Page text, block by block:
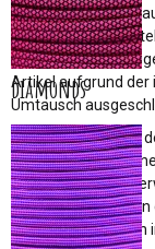
Ihrer Wunschlänge
können Sie
haben, ohne
Artikel aufgrund der
Umtausch
Ein weiterer Vorteil
Verbindung mit
zu tragen und zu
Das Seil bietet
standhält und Ihnen
diamonds